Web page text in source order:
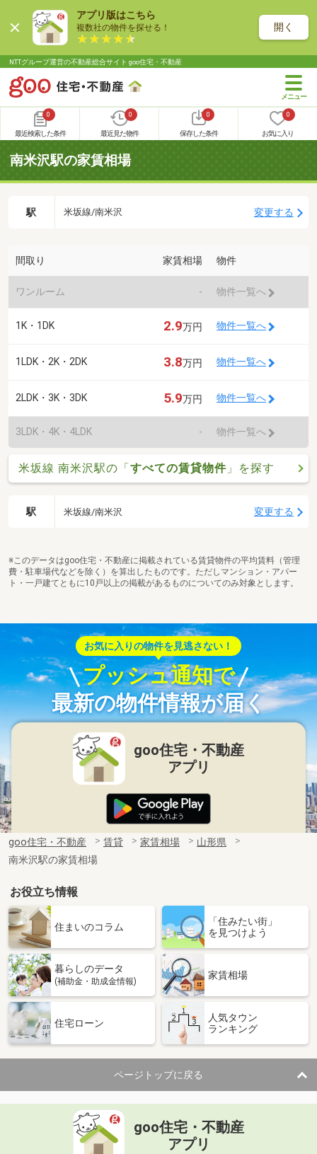
アプリ版はこちら
複数社の物件を探せる！ 開く
NTTグループ運営の不動産総合サイト goo住宅・不動産
0
最近検索した条件
0
最近見た物件
0
保存した条件
0
お気に入り
南米沢駅の家賃相場
駅 米坂線/南米沢 変更する
間取り 家賃相場 物件
ワンルーム - 物件一覧へ
1K・1DK 2.9万円 物件一覧へ
1LDK・2K・2DK 3.8万円 物件一覧へ
2LDK・3K・3DK 5.9万円 物件一覧へ
3LDK・4K・4LDK - 物件一覧へ
米坂線 南米沢駅の「すべての賃貸物件 」を探す
駅 米坂線/南米沢 変更する
※このデータはgoo住宅・不動産に掲載されている賃貸物件の平均賃料（管理
費・駐車場代などを除く）を算出したものです。ただしマンション・アパー
ト・一戸建てともに10戸以上の掲載があるものについてのみ対象とします。
お気に入りの物件を見逃さない！
プッシュ通知で
最新の物件情報が届く
goo住宅・不動産
アプリ
goo住宅・不動産 賃貸 家賃相場
山形県
南米沢駅の家賃相場
お役立ち情報
住まいのコラム
「住みたい街」
を見つけよう
暮らしのデータ
(補助金・助成金情報)
家賃相場
住宅ローン
人気タウン
ランキング
ページトップに戻る
goo住宅・不動産
アプリ